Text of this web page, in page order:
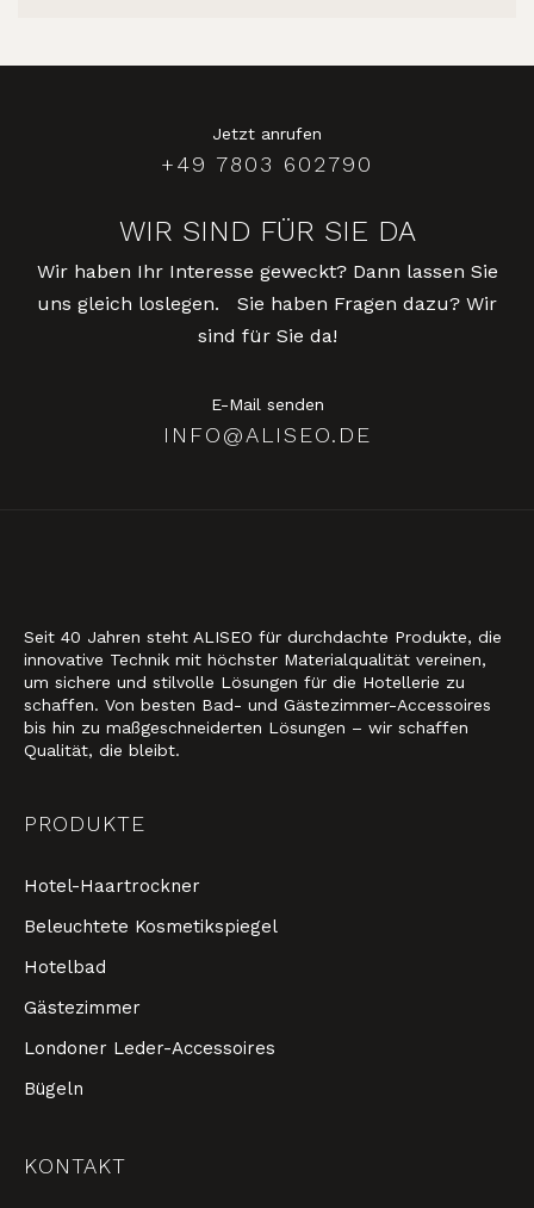
Jetzt anrufen
+49 7803 602790
WIR SIND FÜR SIE DA
Wir haben Ihr Interesse geweckt? Dann lassen Sie
uns gleich loslegen. Sie haben Fragen dazu? Wir
sind für Sie da!
E-Mail senden
INFO@ALISEO.DE
Seit 40 Jahren steht ALISEO für durchdachte Produkte, die
innovative Technik mit höchster Materialqualität vereinen,
um sichere und stilvolle Lösungen für die Hotellerie zu
schaffen. Von besten Bad- und Gästezimmer-Accessoires
bis hin zu maßgeschneiderten Lösungen – wir schaffen
Qualität, die bleibt.
PRODUKTE
Hotel-Haartrockner
Beleuchtete Kosmetikspiegel
Hotelbad
Gästezimmer
Londoner Leder-Accessoires
Bügeln
KONTAKT